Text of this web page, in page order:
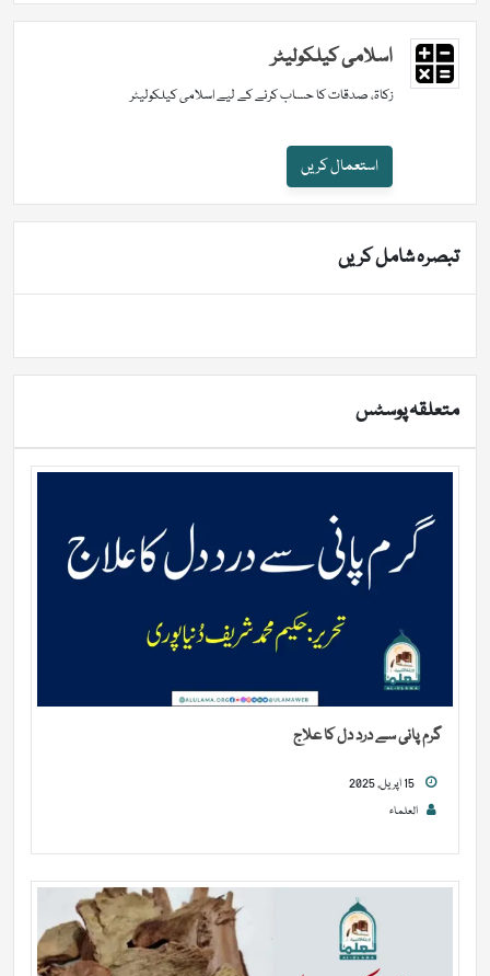
اسلامی کیلکولیٹر
زکاۃ، صدقات کا حساب کرنے کے لیے اسلامی کیلکولیٹر
استعمال کریں
تبصرہ شامل کریں
متعلقہ پوسٹس
گرم پانی سے درد دل کا علاج
العلماء